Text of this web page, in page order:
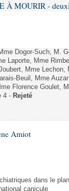
À MOURIR -
Dogor-Such, M.
Laporte, Mme
Mme
Beuil, Mme
Florence Goulet,
4 - Rejeté
Amiot
dans le
canicule